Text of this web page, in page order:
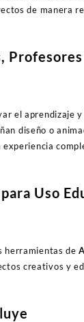
de manera
el aprendizaje
diseño o
Uso
herramientas de
creativos y